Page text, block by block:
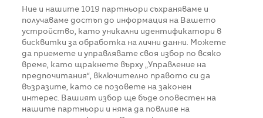
Ние и нашите 1019 партньори съхраняваме и
получаваме достъп до информация на Вашето
устройство, като уникални идентификатори в
бисквитки за обработка на лични данни. Можете
да приемете и управлявате своя избор по всяко
време, като щракнете върху „Управление на
предпочитания“, включително правото си да
възразите, като се позовете на законен
интерес. Вашият избор ще бъде оповестен на
нашите партньори и няма да повлияе на